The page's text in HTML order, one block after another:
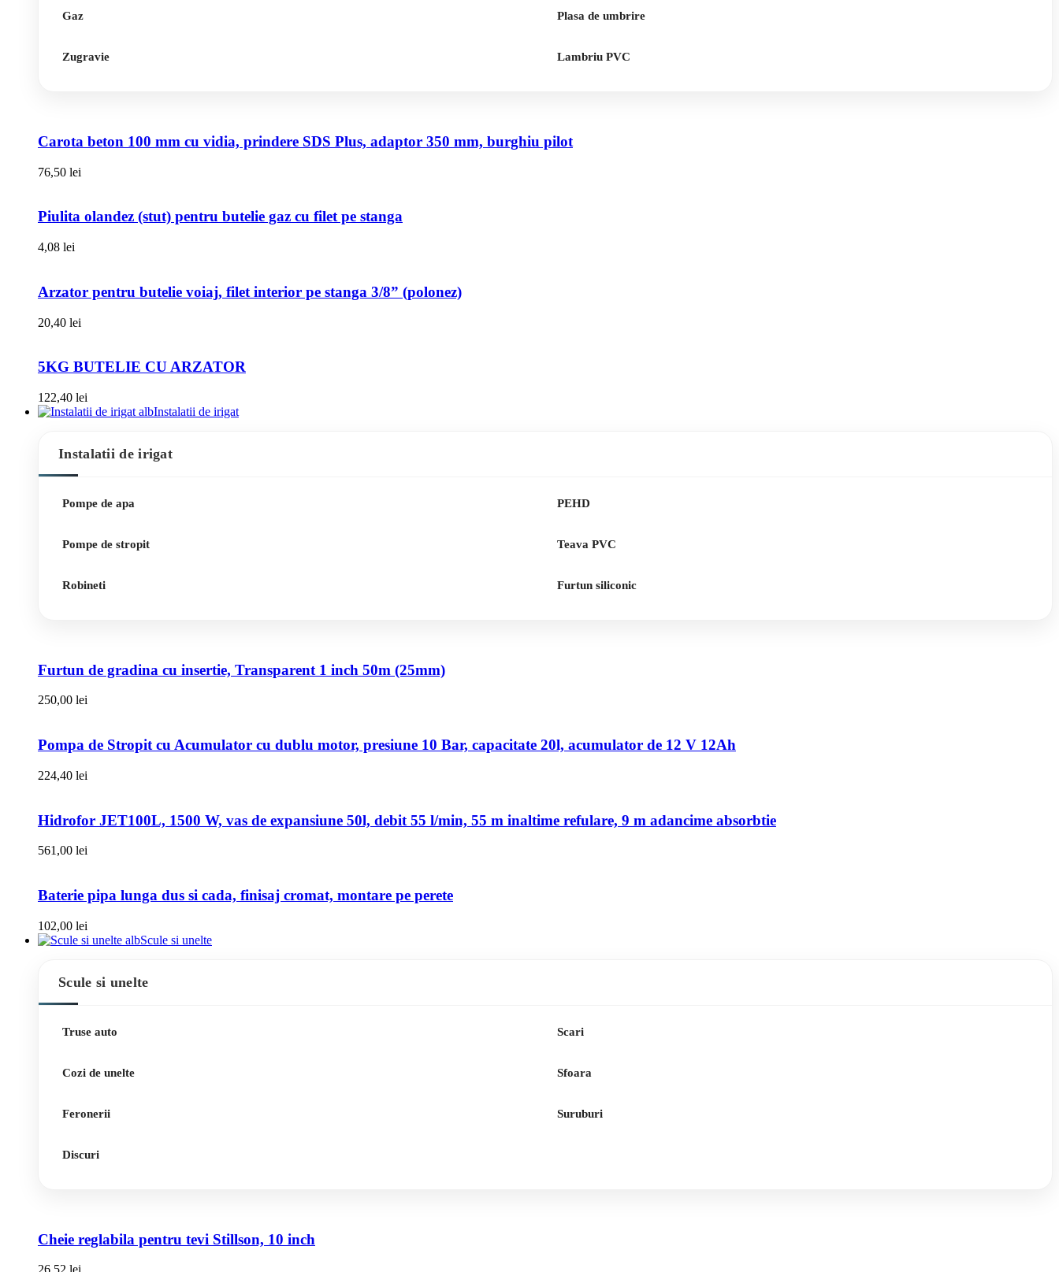
Gaz
Zugravie
Plasa de umbrire
Lambriu PVC
Carota beton 100 mm cu vidia, prindere SDS Plus, adaptor 350 mm, burghiu pilot
76,50 lei
Piulita olandez (stut) pentru butelie gaz cu filet pe stanga
4,08 lei
Arzator pentru butelie voiaj, filet interior pe stanga 3/8” (polonez)
20,40 lei
5KG BUTELIE CU ARZATOR
122,40 lei
Instalatii de irigat
Instalatii de irigat
Pompe de apa
Pompe de stropit
Robineti
PEHD
Teava PVC
Furtun siliconic
Furtun de gradina cu insertie, Transparent 1 inch 50m (25mm)
250,00 lei
Pompa de Stropit cu Acumulator cu dublu motor, presiune 10 Bar, capacitate 20l, acumulator de 12 V 12Ah
224,40 lei
Hidrofor JET100L, 1500 W, vas de expansiune 50l, debit 55 l/min, 55 m inaltime refulare, 9 m adancime absorbtie
561,00 lei
Baterie pipa lunga dus si cada, finisaj cromat, montare pe perete
102,00 lei
Scule si unelte
Scule si unelte
Truse auto
Cozi de unelte
Feronerii
Discuri
Scari
Sfoara
Suruburi
Cheie reglabila pentru tevi Stillson, 10 inch